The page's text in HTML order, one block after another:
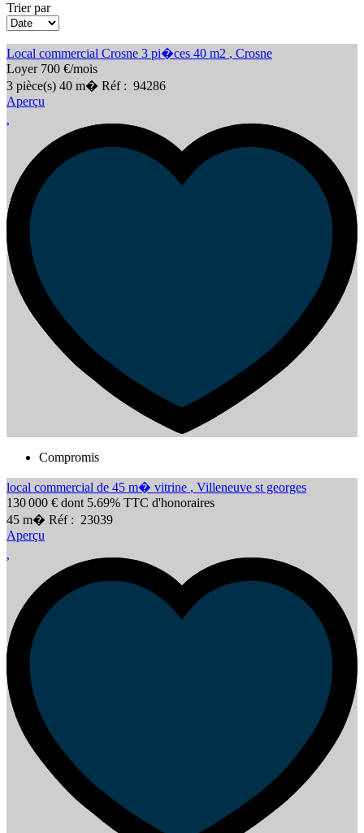
Trier par
Local commercial Crosne 3 pi�ces 40 m2 , Crosne
Loyer 700 €/mois
3 pièce(s) 40 m� Réf : 94286
Aperçu
Compromis
local commercial de 45 m� vitrine , Villeneuve st georges
130 000 € dont 5.69% TTC d'honoraires
45 m� Réf : 23039
Aperçu